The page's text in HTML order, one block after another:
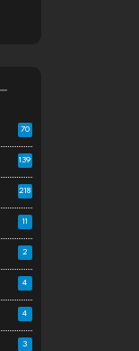
70
139
218
11
2
4
4
3